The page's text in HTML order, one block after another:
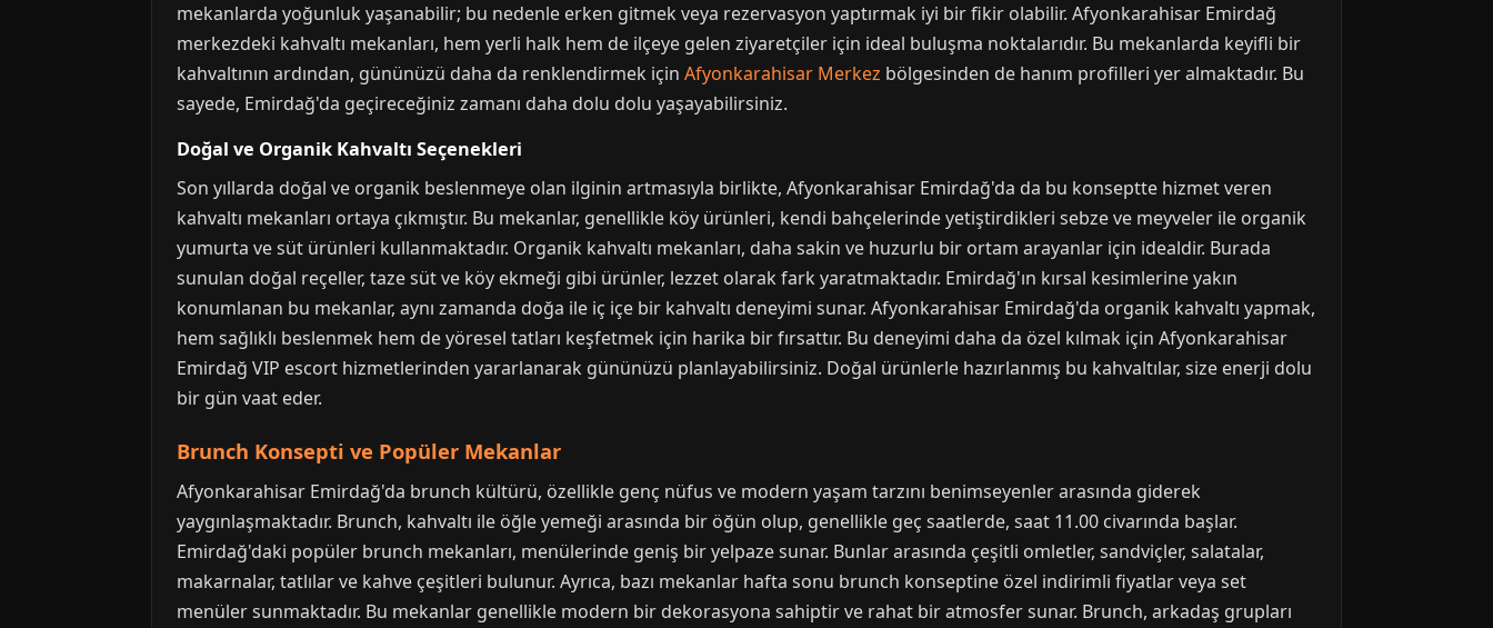
mekanlarda yoğunluk yaşanabilir; bu nedenle erken gitmek veya rezervasyon yaptırmak iyi bir fikir olabilir. Afyonkarahisar Emirdağ
merkezdeki kahvaltı mekanları, hem yerli halk hem de ilçeye gelen ziyaretçiler için ideal buluşma noktalarıdır. Bu mekanlarda keyifli bir
kahvaltının ardından, gününüzü daha da renklendirmek için Afyonkarahisar Merkez bölgesinden de hanım profilleri yer almaktadır. Bu
sayede, Emirdağ'da geçireceğiniz zamanı daha dolu dolu yaşayabilirsiniz.
Doğal ve Organik Kahvaltı Seçenekleri
Son yıllarda doğal ve organik beslenmeye olan ilginin artmasıyla birlikte, Afyonkarahisar Emirdağ'da da bu konseptte hizmet veren
kahvaltı mekanları ortaya çıkmıştır. Bu mekanlar, genellikle köy ürünleri, kendi bahçelerinde yetiştirdikleri sebze ve meyveler ile organik
yumurta ve süt ürünleri kullanmaktadır. Organik kahvaltı mekanları, daha sakin ve huzurlu bir ortam arayanlar için idealdir. Burada
sunulan doğal reçeller, taze süt ve köy ekmeği gibi ürünler, lezzet olarak fark yaratmaktadır. Emirdağ'ın kırsal kesimlerine yakın
konumlanan bu mekanlar, aynı zamanda doğa ile iç içe bir kahvaltı deneyimi sunar. Afyonkarahisar Emirdağ'da organik kahvaltı yapmak,
hem sağlıklı beslenmek hem de yöresel tatları keşfetmek için harika bir fırsattır. Bu deneyimi daha da özel kılmak için Afyonkarahisar
Emirdağ VIP escort hizmetlerinden yararlanarak gününüzü planlayabilirsiniz. Doğal ürünlerle hazırlanmış bu kahvaltılar, size enerji dolu
bir gün vaat eder.
Brunch Konsepti ve Popüler Mekanlar
Afyonkarahisar Emirdağ'da brunch kültürü, özellikle genç nüfus ve modern yaşam tarzını benimseyenler arasında giderek
yaygınlaşmaktadır. Brunch, kahvaltı ile öğle yemeği arasında bir öğün olup, genellikle geç saatlerde, saat 11.00 civarında başlar.
Emirdağ'daki popüler brunch mekanları, menülerinde geniş bir yelpaze sunar. Bunlar arasında çeşitli omletler, sandviçler, salatalar,
makarnalar, tatlılar ve kahve çeşitleri bulunur. Ayrıca, bazı mekanlar hafta sonu brunch konseptine özel indirimli fiyatlar veya set
menüler sunmaktadır. Bu mekanlar genellikle modern bir dekorasyona sahiptir ve rahat bir atmosfer sunar. Brunch, arkadaş grupları